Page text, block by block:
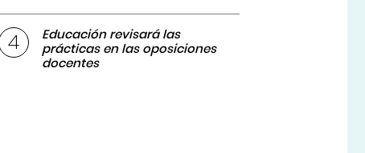
Educación revisará las
prácticas en las oposiciones
docentes